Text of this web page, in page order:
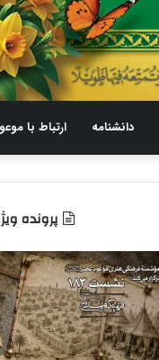
دانشنامه ارتباط با
پرونده